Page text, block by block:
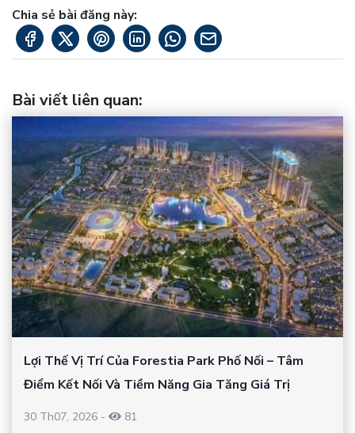
Chia sẻ bài đăng này:
Bài viết liên quan:
Lợi Thế Vị Trí Của Forestia Park Phố Nối – Tâm
Điểm Kết Nối Và Tiềm Năng Gia Tăng Giá Trị
30 Th07, 2026 -
81